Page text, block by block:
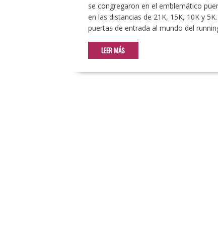
se congregaron en el emblemático
en las distancias de 21K, 15K, 10K y
puertas de entrada al mundo del
LEER MÁS